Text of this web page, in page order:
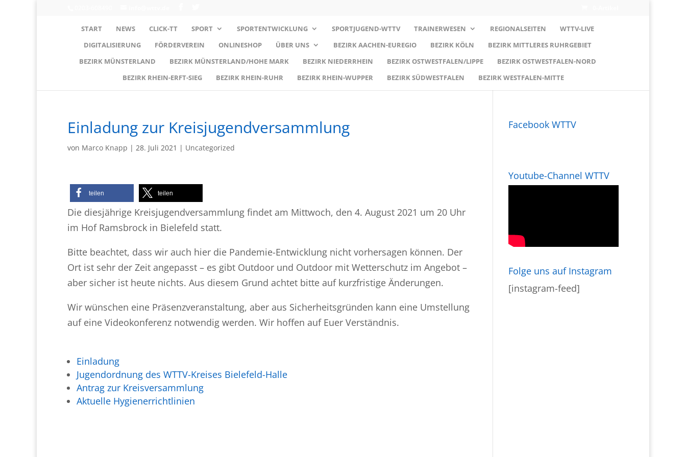
START NEWS CLICK-TT SPORT SPORTENTWICKLUNG SPORTJUGEND-WTTV TRAINERWESEN REGIONALSEITEN
WTTV-LIVE
DIGITALISIERUNG
FÖRDERVEREIN ONLINESHOP ÜBER UNS BEZIRK AACHEN-EUREGIO BEZIRK KÖLN
BEZIRK MITTLERES RUHRGEBIET
BEZIRK MÜNSTERLAND
BEZIRK MÜNSTERLAND/HOHE MARK BEZIRK NIEDERRHEIN BEZIRK OSTWESTFALEN/LIPPE
BEZIRK OSTWESTFALEN-NORD
BEZIRK RHEIN-ERFT-SIEG
BEZIRK RHEIN-RUHR BEZIRK RHEIN-WUPPER BEZIRK SÜDWESTFALEN BEZIRK WESTFALEN-MITTE
Einladung zur Kreisjugendversammlung
von Marco Knapp | 28. Juli 2021 | Uncategorized
teilen teilen
Die diesjährige Kreisjugendversammlung findet am Mittwoch, den 4. August 2021 um 20 Uhr
im Hof Ramsbrock in Bielefeld statt.
Bitte beachtet, dass wir auch hier die Pandemie-Entwicklung nicht vorhersagen können. Der
Ort ist sehr der Zeit angepasst – es gibt Outdoor und Outdoor mit Wetterschutz im Angebot –
aber sicher ist heute nichts. Aus diesem Grund achtet bitte auf kurzfristige Änderungen.
Wir wünschen eine Präsenzveranstaltung, aber aus Sicherheitsgründen kann eine Umstellung
auf eine Videokonferenz notwendig werden. Wir hoffen auf Euer Verständnis.
Einladung
Jugendordnung des WTTV-Kreises Bielefeld-Halle
Antrag zur Kreisversammlung
Aktuelle Hygienerrichtlinien
Facebook WTTV
Youtube-Channel WTTV
Folge uns auf Instagram
[instagram-feed]